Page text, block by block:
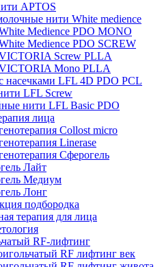
APTOS
нити White medience
Medience PDO MONO
Medience PDO SCREW
Screw PLLA
Mono PLLA
насечками LFL 4D PDO PCL
LFL Screw
нити LFL Basic PDO
лица
Collost micro
Linerase
Сферогель
Лайт
Медиум
Лонг
подбородка
терапия для лица
RF-лифтинг
RF лифтинг век